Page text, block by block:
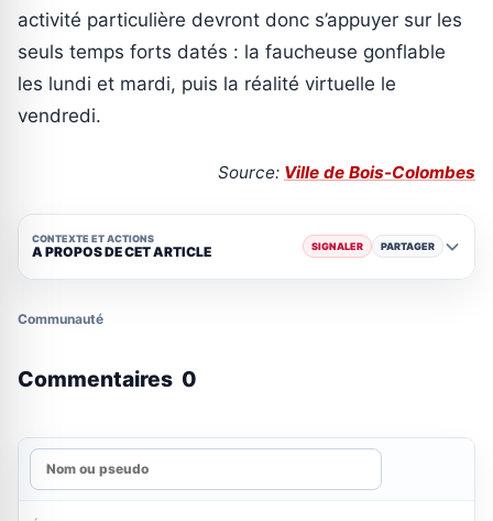
activité particulière devront donc s’appuyer sur les
seuls temps forts datés : la faucheuse gonflable
les lundi et mardi, puis la réalité virtuelle le
vendredi.
Source: Ville de Bois-Colombes
CONTEXTE ET ACTIONS
A PROPOS DE CET ARTICLE SIGNALER PARTAGER
Communauté
Commentaires 0